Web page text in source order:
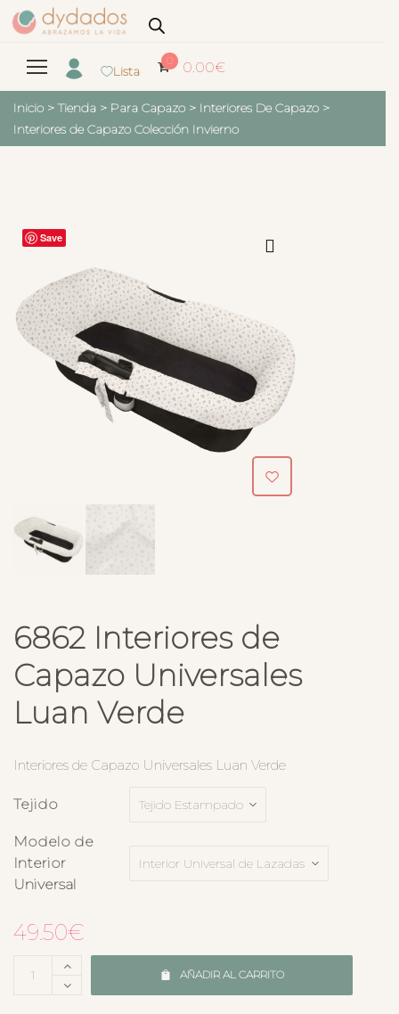
Lista
0 0.00€
Inicio > Tienda > Para Capazo > Interiores De Capazo >
Interiores de Capazo Colección Invierno
Save
6862 Interiores de
Capazo Universales
Luan Verde
Interiores de Capazo Universales Luan Verde
Tejido
Modelo de
Interior
Universal
49.50€
AÑADIR AL CARRITO